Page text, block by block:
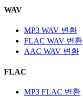
WAV
MP3 WAV 변환
FLAC WAV 변환
AAC WAV 변환
FLAC
MP3 FLAC 변환